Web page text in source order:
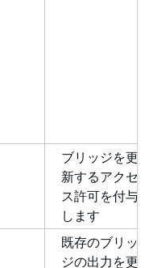
ブリッジを更
新するアクセ
ス許可を付与
します
既存のブリッ
ジの出力を更